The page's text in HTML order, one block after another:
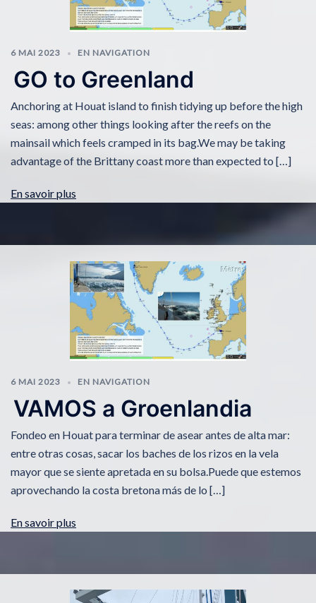
6 MAI 2023 EN NAVIGATION
GO to Greenland
Anchoring at Houat island to finish tidying up before the high
seas: among other things looking after the reefs on the
mainsail which feels cramped in its bag.We may be taking
advantage of the Brittany coast more than expected to […]
En savoir plus
6 MAI 2023 EN NAVIGATION
VAMOS a Groenlandia
Fondeo en Houat para terminar de asear antes de alta mar:
entre otras cosas, sacar los baches de los rizos en la vela
mayor que se siente apretada en su bolsa.Puede que estemos
aprovechando la costa bretona más de lo […]
En savoir plus